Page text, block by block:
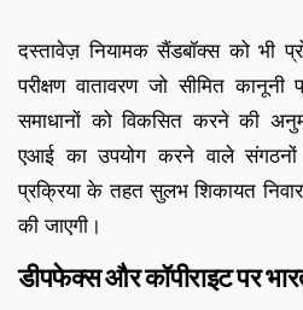
दस्तावेज़ नियामक सैंडबॉक्स को भी
परीक्षण वातावरण जो सीमित
समाधानों को विकसित करने की
एआई का उपयोग करने वाले संगठनों
प्रक्रिया के तहत सुलभ शिकायत
की जाएगी।
डीपफेक्स और कॉपीराइट पर